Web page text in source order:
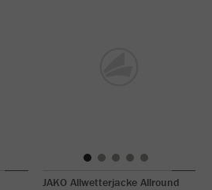
JAKO Allwetterjacke Allround